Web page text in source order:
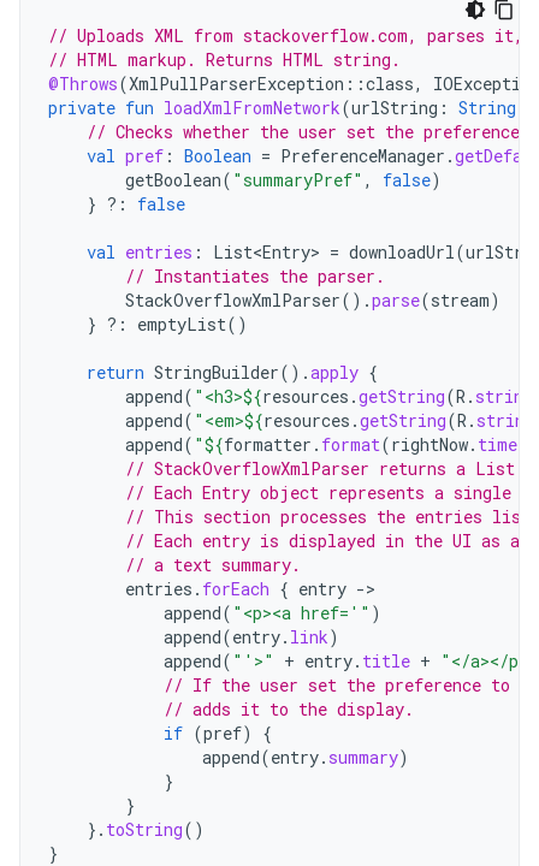
// Uploads XML from stackoverflow.com, parses it,
// HTML markup. Returns HTML string.
@Throws(XmlPullParserException ::class,
IOException
private fun loadXmlFromNetwork(urlString : String
// Checks whether the user set the preference
val pref : Boolean = PreferenceManager .
getBoolean( "summaryPref" , false)
} ?: false
val entries : List<Entry> = downloadUrl(
// Instantiates the parser.
StackOverflowXmlParser().parse(stream)
} ?: emptyList()
return StringBuilder().apply {
append( "<h3>${resources .getString(R . string
append( "<em>${resources .getString(R . string
append( "${formatter . format(rightNow. time
// StackOverflowXmlParser returns a
// Each Entry object represents a single
// This section processes the entries list
// Each entry is displayed in the UI as a
// a text summary.
entries . forEach { entry -
append( "<p><a href='" )
append(entry. link)
append( "'>" + entry. title + "</a></p>"
// If the user set the preference to
// adds it to the display.
if (pref)
{
append(entry. summary)
}
}
}. toString()
}